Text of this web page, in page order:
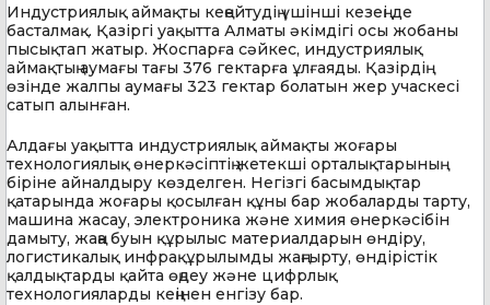
Индустриялық аймақты кеңейтудің үшінші кезеңі де
басталмақ. Қазіргі уақытта Алматы әкімдігі осы жобаны
пысықтап жатыр. Жоспарға сәйкес, индустриялық
аймақтың аумағы тағы 376 гектарға ұлғаяды. Қазірдің
өзінде жалпы аумағы 323 гектар болатын жер учаскесі
сатып алынған.
Алдағы уақытта индустриялық аймақты жоғары
технологиялық өнеркәсіптің жетекші орталықтарының
біріне айналдыру көзделген. Негізгі басымдықтар
қатарында жоғары қосылған құны бар жобаларды тарту,
машина жасау, электроника және химия өнеркәсібін
дамыту, жаңа буын құрылыс материалдарын өндіру,
логистикалық инфрақұрылымды жаңғырту, өндірістік
қалдықтарды қайта өңдеу және цифрлық
технологияларды кеңінен енгізу бар.